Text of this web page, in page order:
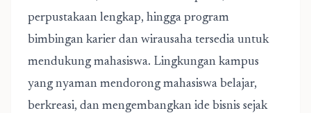
perpustakaan lengkap, hingga program
bimbingan karier dan wirausaha tersedia untuk
mendukung mahasiswa. Lingkungan kampus
yang nyaman mendorong mahasiswa belajar,
berkreasi, dan mengembangkan ide bisnis sejak